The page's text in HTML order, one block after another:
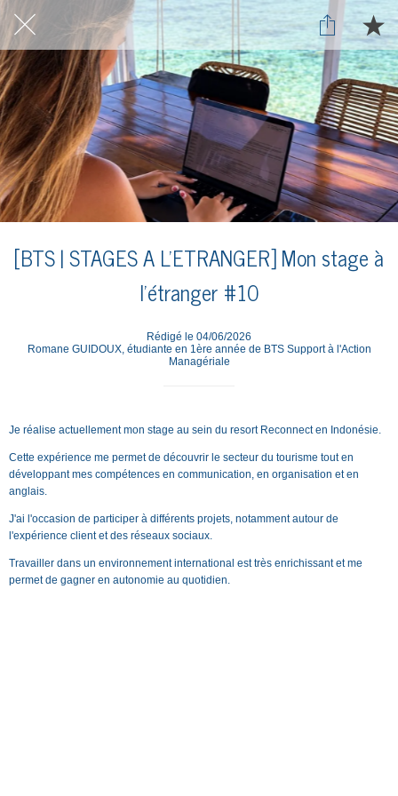
[BTS | STAGES A L'ETRANGER] Mon stage à
l'étranger #10
Rédigé le 04/06/2026
Romane GUIDOUX, étudiante en 1ère année de BTS Support à l'Action
Managériale
Je réalise actuellement mon stage au sein du resort Reconnect en Indonésie.
Cette expérience me permet de découvrir le secteur du tourisme tout en
développant mes compétences en communication, en organisation et en
anglais.
J'ai l'occasion de participer à différents projets, notamment autour de
l'expérience client et des réseaux sociaux.
Travailler dans un environnement international est très enrichissant et me
permet de gagner en autonomie au quotidien.